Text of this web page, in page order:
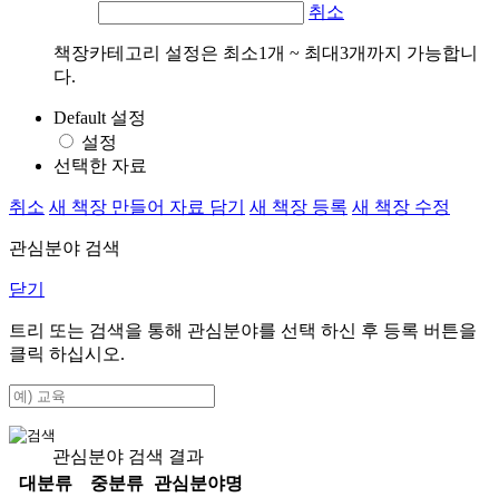
취소
책장카테고리 설정은 최소1개 ~ 최대3개까지 가능합니
다.
Default 설정
설정
선택한 자료
취소 새 책장 만들어 자료 담기 새 책장 등록 새 책장 수정
관심분야 검색
닫기
트리 또는 검색을 통해 관심분야를 선택 하신 후 등록 버튼을
클릭 하십시오.
관심분야 검색 결과
대분류
중분류
관심분야명